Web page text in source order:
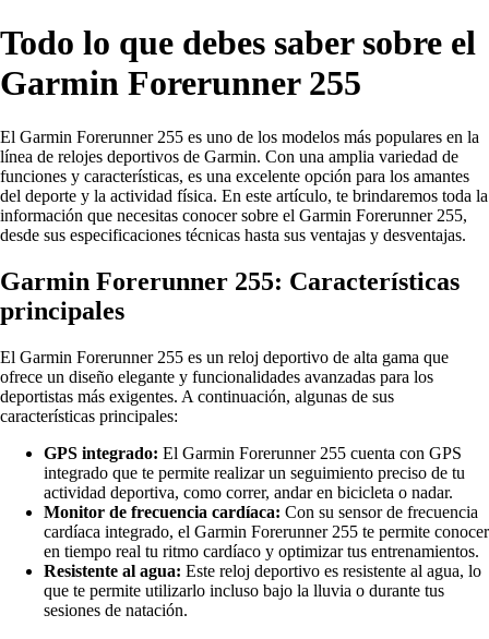
Todo lo que debes saber sobre el
Garmin Forerunner 255
El Garmin Forerunner 255 es uno de los modelos más populares en la
línea de relojes deportivos de Garmin. Con una amplia variedad de
funciones y características, es una excelente opción para los amantes
del deporte y la actividad física. En este artículo, te brindaremos toda la
información que necesitas conocer sobre el Garmin Forerunner 255,
desde sus especificaciones técnicas hasta sus ventajas y desventajas.
Garmin Forerunner 255: Características
principales
El Garmin Forerunner 255 es un reloj deportivo de alta gama que
ofrece un diseño elegante y funcionalidades avanzadas para los
deportistas más exigentes. A continuación, algunas de sus
características principales:
GPS integrado: El Garmin Forerunner 255 cuenta con GPS
integrado que te permite realizar un seguimiento preciso de tu
actividad deportiva, como correr, andar en bicicleta o nadar.
Monitor de frecuencia cardíaca: Con su sensor de frecuencia
cardíaca integrado, el Garmin Forerunner 255 te permite conocer
en tiempo real tu ritmo cardíaco y optimizar tus entrenamientos.
Resistente al agua: Este reloj deportivo es resistente al agua, lo
que te permite utilizarlo incluso bajo la lluvia o durante tus
sesiones de natación.